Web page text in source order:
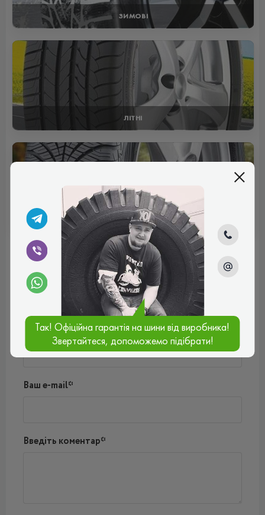
ЗИМОВІ
ЛІТНІ
ВСЕСЕЗОННІ
Відгуки (0)
Поки немає коментарів
Написати коментар
Ім'я*
Ваш e-mail*
Введіть коментар*
Так! Офіційна гарантія на шини від виробника!
Звертайтеся, допоможемо підібрати!